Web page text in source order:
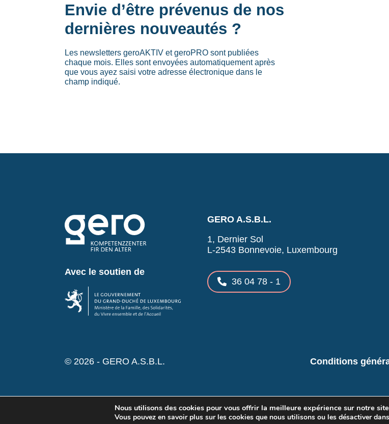
Envie d’être prévenus de nos
dernières nouveautés ?
Les newsletters geroAKTIV et geroPRO sont publiées
chaque mois. Elles sont envoyées automatiquement après
que vous ayez saisi votre adresse électronique dans le
champ indiqué.
Avec le soutien de
GERO A.S.B.L.
1, Dernier Sol
L-2543 Bonnevoie, Luxembourg
36 04 78 - 1
© 2026 - GERO A.S.B.L. Conditions
Nous utilisons des cookies pour vous offrir la meilleure expérience sur notre
Vous pouvez en savoir plus sur les cookies que nous utilisons ou les désactiver dans